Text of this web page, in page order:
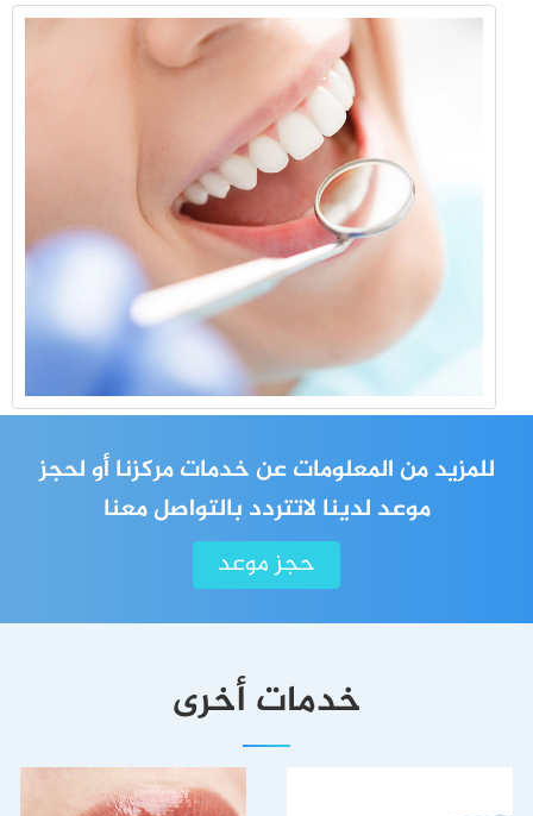
للمزيد من المعلومات عن خدمات مركزنا أو لحجز
موعد لدينا لاتتردد بالتواصل معنا
حجز موعد
خدمات أخرى